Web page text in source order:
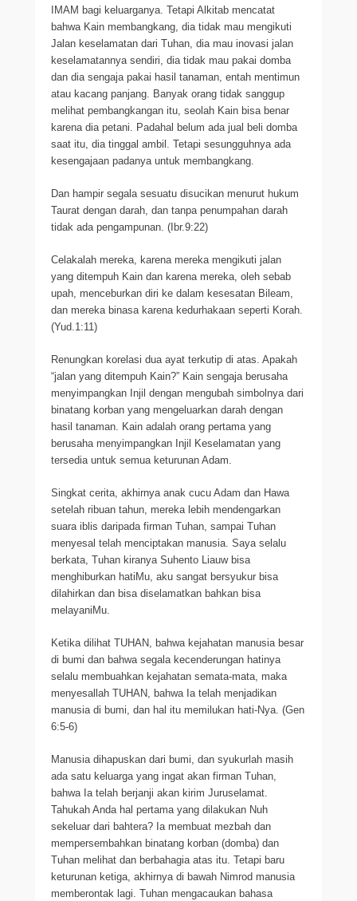
IMAM bagi keluarganya. Tetapi Alkitab mencatat
bahwa Kain membangkang, dia tidak mau mengikuti
Jalan keselamatan dari Tuhan, dia mau inovasi jalan
keselamatannya sendiri, dia tidak mau pakai domba
dan dia sengaja pakai hasil tanaman, entah mentimun
atau kacang panjang. Banyak orang tidak sanggup
melihat pembangkangan itu, seolah Kain bisa benar
karena dia petani. Padahal belum ada jual beli domba
saat itu, dia tinggal ambil. Tetapi sesungguhnya ada
kesengajaan padanya untuk membangkang.
Dan hampir segala sesuatu disucikan menurut hukum
Taurat dengan darah, dan tanpa penumpahan darah
tidak ada pengampunan. (Ibr.9:22)
Celakalah mereka, karena mereka mengikuti jalan
yang ditempuh Kain dan karena mereka, oleh sebab
upah, menceburkan diri ke dalam kesesatan Bileam,
dan mereka binasa karena kedurhakaan seperti Korah.
(Yud.1:11)
Renungkan korelasi dua ayat terkutip di atas. Apakah
“jalan yang ditempuh Kain?” Kain sengaja berusaha
menyimpangkan Injil dengan mengubah simbolnya dari
binatang korban yang mengeluarkan darah dengan
hasil tanaman. Kain adalah orang pertama yang
berusaha menyimpangkan Injil Keselamatan yang
tersedia untuk semua keturunan Adam.
Singkat cerita, akhirnya anak cucu Adam dan Hawa
setelah ribuan tahun, mereka lebih mendengarkan
suara iblis daripada firman Tuhan, sampai Tuhan
menyesal telah menciptakan manusia. Saya selalu
berkata, Tuhan kiranya Suhento Liauw bisa
menghiburkan hatiMu, aku sangat bersyukur bisa
dilahirkan dan bisa diselamatkan bahkan bisa
melayaniMu.
Ketika dilihat TUHAN, bahwa kejahatan manusia besar
di bumi dan bahwa segala kecenderungan hatinya
selalu membuahkan kejahatan semata-mata, maka
menyesallah TUHAN, bahwa Ia telah menjadikan
manusia di bumi, dan hal itu memilukan hati-Nya. (Gen
6:5-6)
Manusia dihapuskan dari bumi, dan syukurlah masih
ada satu keluarga yang ingat akan firman Tuhan,
bahwa Ia telah berjanji akan kirim Juruselamat.
Tahukah Anda hal pertama yang dilakukan Nuh
sekeluar dari bahtera? Ia membuat mezbah dan
mempersembahkan binatang korban (domba) dan
Tuhan melihat dan berbahagia atas itu. Tetapi baru
keturunan ketiga, akhirnya di bawah Nimrod manusia
memberontak lagi. Tuhan mengacaukan bahasa